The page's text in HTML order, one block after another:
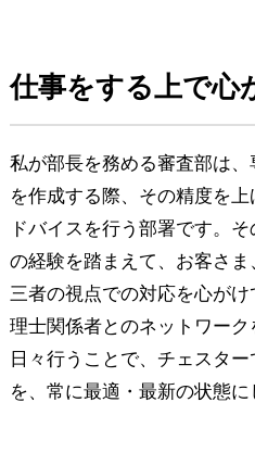
仕事をする上で心
私が部長を務める審査部は
を作成する際、その精度を
ドバイスを行う部署です。
の経験を踏まえて、お客さ
三者の視点での対応を心が
理士関係者とのネットワー
日々行うことで、チェスタ
を、常に最適・最新の状態に